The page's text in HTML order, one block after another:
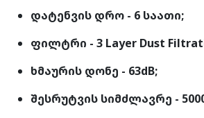
დატენვის დრო - 6 საათი;
ფილტრი - 3 Layer Dust
ხმაურის დონე - 63dB;
შესრუტვის სიმძლავრე -